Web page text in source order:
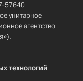
57640
унитарное
агентство
технологий